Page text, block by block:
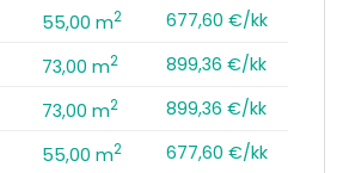
55,00 m2
677,60 €/kk
73,00 m2
899,36 €/kk
73,00 m2
899,36 €/kk
55,00 m2
677,60 €/kk